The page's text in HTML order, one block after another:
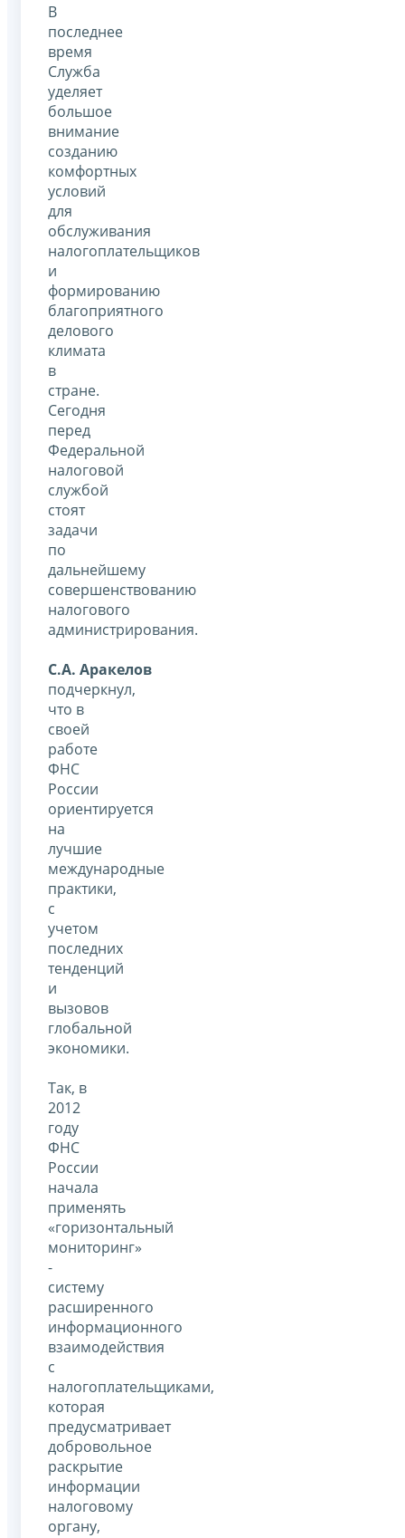
В
последнее
время
Служба
уделяет
большое
внимание
созданию
комфортных
условий
для
обслуживания
налогоплательщиков
и
формированию
благоприятного
делового
климата
в
стране.
Сегодня
перед
Федеральной
налоговой
службой
стоят
задачи
по
дальнейшему
совершенствованию
налогового
администрирования.
С.А. Аракелов
подчеркнул,
что в
своей
работе
ФНС
России
ориентируется
на
лучшие
международные
практики,
с
учетом
последних
тенденций
и
вызовов
глобальной
экономики.
Так, в
2012
году
ФНС
России
начала
применять
«горизонтальный
мониторинг»
-
систему
расширенного
информационного
взаимодействия
с
налогоплательщиками,
которая
предусматривает
добровольное
раскрытие
информации
налоговому
органу,